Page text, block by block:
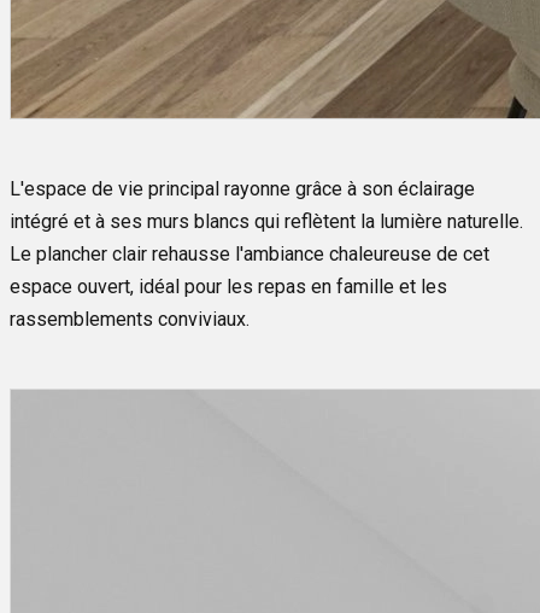
L'espace de vie principal rayonne grâce à son éclairage
intégré et à ses murs blancs qui reflètent la lumière naturelle.
Le plancher clair rehausse l'ambiance chaleureuse de cet
espace ouvert, idéal pour les repas en famille et les
rassemblements conviviaux.